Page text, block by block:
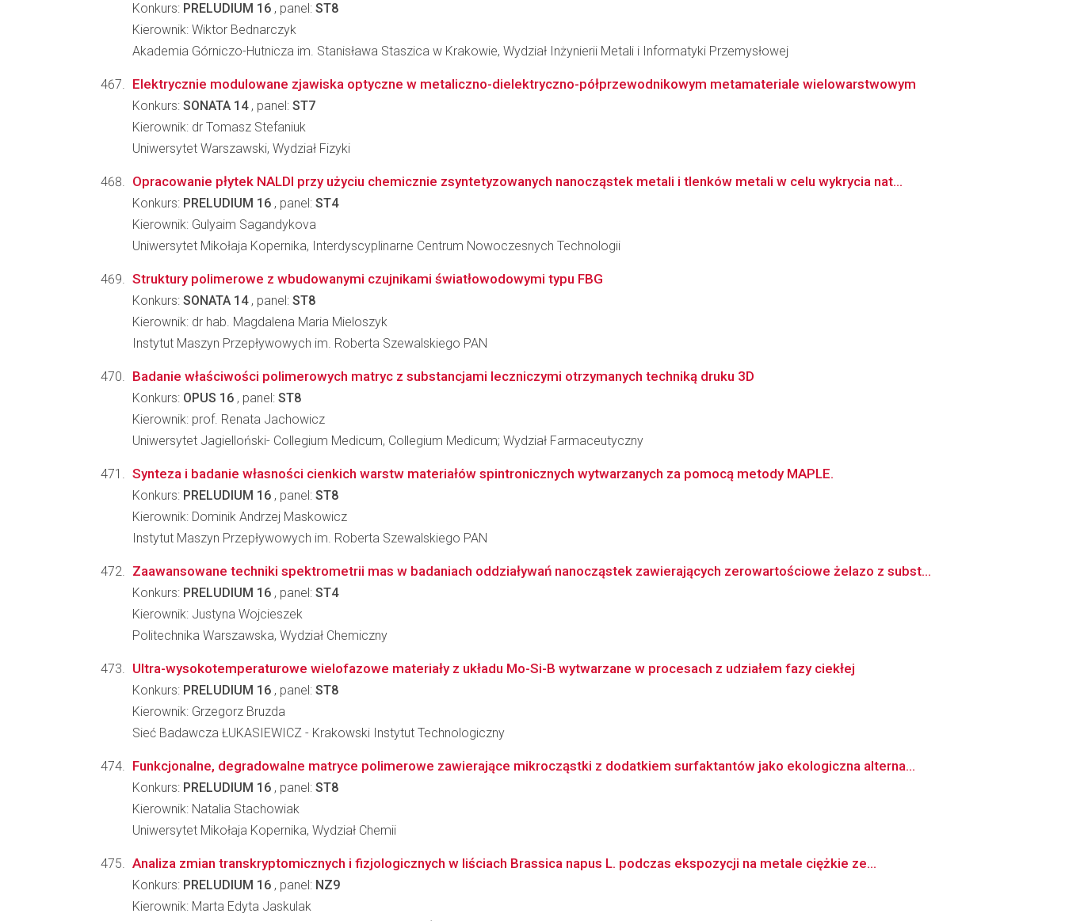
Konkurs: PRELUDIUM 16 , panel: ST8
Kierownik: Wiktor Bednarczyk
Akademia Górniczo-Hutnicza im. Stanisława Staszica w Krakowie, Wydział Inżynierii Metali i Informatyki Przemysłowej
Elektrycznie modulowane zjawiska optyczne w metaliczno-dielektryczno-półprzewodnikowym metamateriale wielowarstwowym
Konkurs: SONATA 14, panel: ST7
Kierownik: dr Tomasz Stefaniuk
Uniwersytet Warszawski, Wydział Fizyki
Opracowanie płytek NALDI przy użyciu chemicznie zsyntetyzowanych nanocząstek metali i tlenków metali w celu wykrycia nat...
Konkurs: PRELUDIUM 16 , panel: ST4
Kierownik: Gulyaim Sagandykova
Uniwersytet Mikołaja Kopernika, Interdyscyplinarne Centrum Nowoczesnych Technologii
Struktury polimerowe z wbudowanymi czujnikami światłowodowymi typu FBG
Konkurs: SONATA 14, panel: ST8
Kierownik: dr hab. Magdalena Maria Mieloszyk
Instytut Maszyn Przepływowych im. Roberta Szewalskiego PAN
Badanie właściwości polimerowych matryc z substancjami leczniczymi otrzymanych techniką druku 3D
Konkurs: OPUS 16 , panel: ST8
Kierownik: prof. Renata Jachowicz
Uniwersytet Jagielloński- Collegium Medicum, Collegium Medicum; Wydział Farmaceutyczny
Synteza i badanie własności cienkich warstw materiałów spintronicznych wytwarzanych za pomocą metody MAPLE.
Konkurs: PRELUDIUM 16 , panel: ST8
Kierownik: Dominik Andrzej Maskowicz
Instytut Maszyn Przepływowych im. Roberta Szewalskiego PAN
Zaawansowane techniki spektrometrii mas w badaniach oddziaływań nanocząstek zawierających zerowartościowe żelazo z subst...
Konkurs: PRELUDIUM 16 , panel: ST4
Kierownik: Justyna Wojcieszek
Politechnika Warszawska, Wydział Chemiczny
Ultra-wysokotemperaturowe wielofazowe materiały z układu Mo-Si-B wytwarzane w procesach z udziałem fazy ciekłej
Konkurs: PRELUDIUM 16 , panel: ST8
Kierownik: Grzegorz Bruzda
Sieć Badawcza ŁUKASIEWICZ - Krakowski Instytut Technologiczny
Funkcjonalne, degradowalne matryce polimerowe zawierające mikrocząstki z dodatkiem surfaktantów jako ekologiczna alterna...
Konkurs: PRELUDIUM 16 , panel: ST8
Kierownik: Natalia Stachowiak
Uniwersytet Mikołaja Kopernika, Wydział Chemii
Analiza zmian transkryptomicznych i fizjologicznych w liściach Brassica napus L. podczas ekspozycji na metale ciężkie ze...
Konkurs: PRELUDIUM 16 , panel: NZ9
Kierownik: Marta Edyta Jaskulak